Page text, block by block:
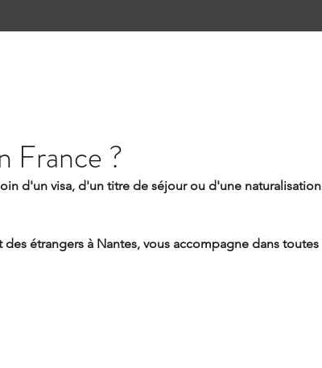
France ?
d'un visa, d'un titre de séjour ou d'une naturalisation
étrangers à Nantes, vous accompagne dans toutes